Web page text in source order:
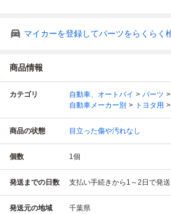
マイカーを登録してパーツをらくらく
商品情報
カテゴリ 自動車、オートバイ パーツ
自動車メーカー別
トヨタ用
商品の状態 目立った傷や汚れなし
個数 1個
発送までの日数 支払い手続きから1～2日で発送
発送元の地域 千葉県